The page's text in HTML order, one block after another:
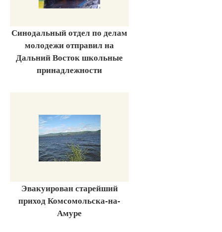
Синодальный отдел по делам
молодежи отправил на
Дальний Восток школьные
принадлежности
Эвакуирован старейший
приход Комсомольска-на-
Амуре